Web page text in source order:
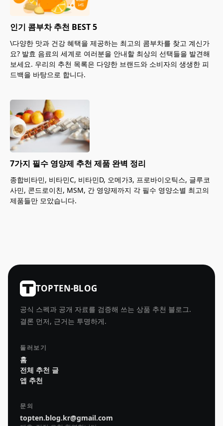
인기 콤부차 추천 BEST 5
\다양한 맛과 건강 혜택을 제공하는 최고의 콤부차를 찾고 계신가
요? 발효 음료의 세계로 여러분을 안내할 최상의 선택들을 발견해
보세요. 우리의 추천 목록은 다양한 브랜드와 소비자의 생생한 피
드백을 바탕으로 합니다.
7가지 필수 영양제 추천 제품 완벽 정리
종합비타민, 비타민C, 비타민D, 오메가3, 프로바이오틱스, 글루코
사민, 콘드로이친, MSM, 간 영양제까지 각 필수 영양소별 최고의
제품들만 모았습니다.
TOPTEN-BLOG
공식 스펙과 공개 자료를 검증해 쓰는 상품 추천 블로그.
결론 먼저, 근거는 투명하게.
둘러보기
홈
전체 추천 글
앱 추천
문의
topten.blog.kr@gmail.com